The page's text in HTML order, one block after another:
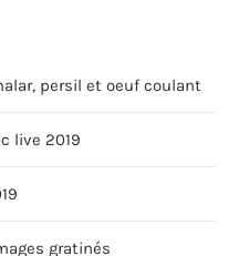
persil et oeuf coulant
live 2019
gratinés